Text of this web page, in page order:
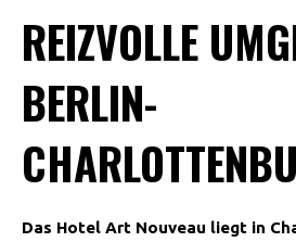
REIZVOLLE
BERLIN-
Das Hotel Art Nouveau liegt in